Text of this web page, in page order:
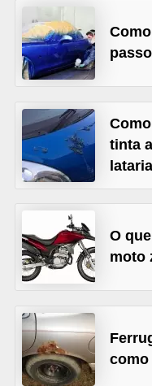
tinta
O
moto
como
u
l
o
B
i
c
l
e
a
s
C